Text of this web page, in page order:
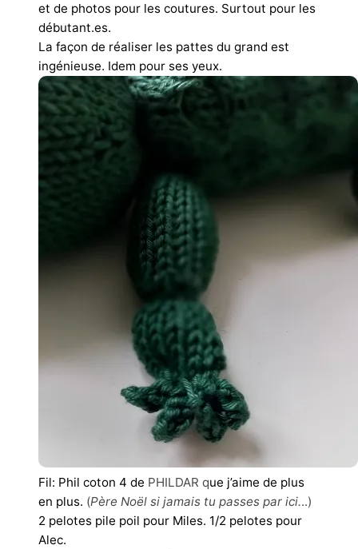
et de photos pour les coutures. Surtout pour les
débutant.es.
La façon de réaliser les pattes du grand est
ingénieuse. Idem pour ses yeux.
Fil: Phil coton 4 de PHILDAR que j’aime de plus
en plus. (Père Noël si jamais tu passes par ici...)
2 pelotes pile poil pour Miles. 1/2 pelotes pour
Alec.